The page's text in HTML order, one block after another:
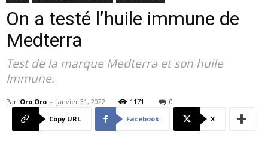
On a testé l’huile immune de
Medterra
Test de la marque Medterra et son huile
Immune.
Par Oro Oro - janvier 31, 2022 1171
0
Copy URL
Facebook X